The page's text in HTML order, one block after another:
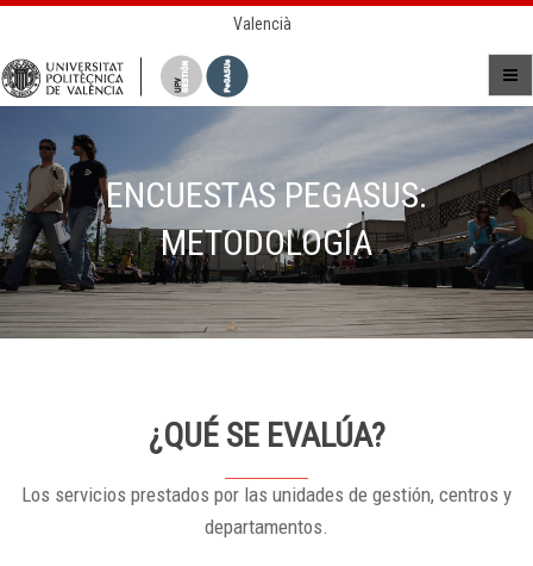
Valencià
ENCUESTAS PEGASUS:
METODOLOGÍA
¿QUÉ SE EVALÚA?
Los servicios prestados por las unidades de gestión, centros y
departamentos.